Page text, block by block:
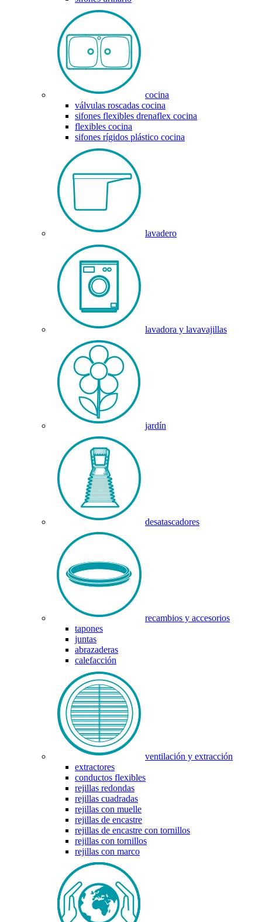
cocina
válvulas roscadas cocina
sifones flexibles drenaflex cocina
flexibles cocina
sifones rígidos plástico cocina
lavadero
lavadora y lavavajillas
jardín
desatascadores
recambios y accesorios
tapones
juntas
abrazaderas
calefacción
ventilación y extracción
extractores
conductos flexibles
rejillas redondas
rejillas cuadradas
rejillas con muelle
rejillas de encastre
rejillas de encastre con tornillos
rejillas con tornillos
rejillas con marco